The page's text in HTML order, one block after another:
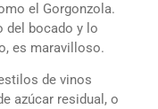
el Gorgonzola.
del bocado y lo
es maravilloso.
de vinos
azúcar residual, o